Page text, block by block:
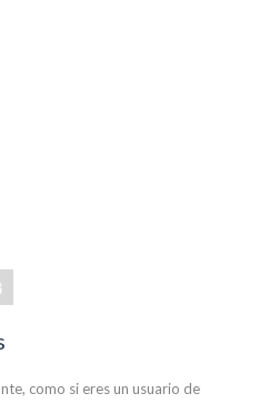
como si eres un usuario de